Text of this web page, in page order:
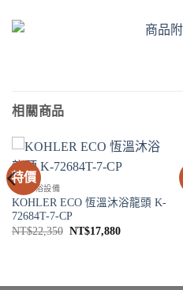
相關商品
特價
SPA淋浴設備
KOHLER ECO 恆溫沐浴龍頭 K-
72684T-7-CP
NT$22,350 原
NT$17,880目